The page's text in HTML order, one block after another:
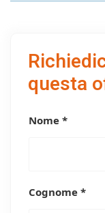
questa
Nome *
Cognome *